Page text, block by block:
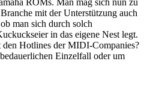
mit der Unterstützung auch
man sich durch solch
in das eigene Nest legt.
Hotlines der MIDI-Companies?
Einzelfall oder um